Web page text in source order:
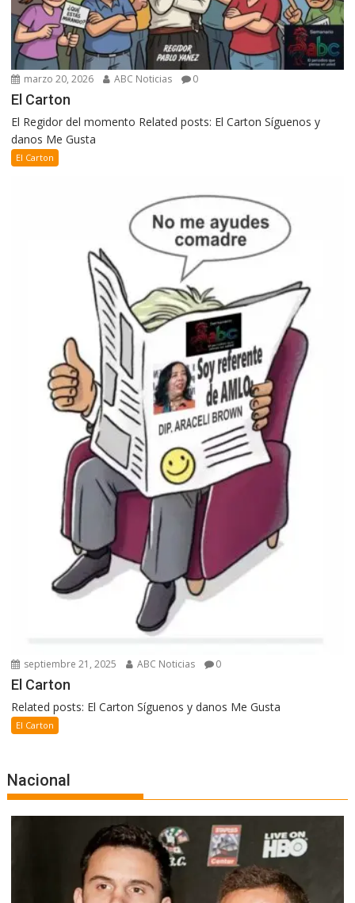
marzo 20, 2026 ABC Noticias 0
El Carton
El Regidor del momento Related posts: El Carton Síguenos y
danos Me Gusta
El Carton
septiembre 21, 2025 ABC Noticias 0
El Carton
Related posts: El Carton Síguenos y danos Me Gusta
El Carton
Nacional